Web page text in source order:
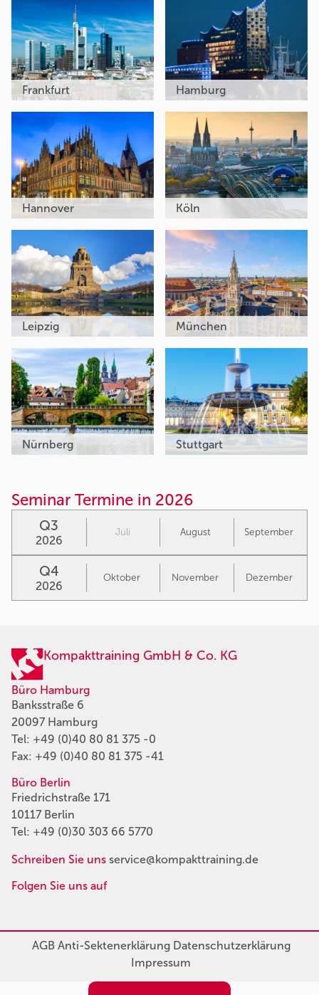
Frankfurt Hamburg
Hannover Köln
Leipzig München
Nürnberg Stuttgart
Seminar Termine in 2026
Q3
2026
Juli August September
Q4
2026
Oktober November Dezember
Kompakttraining GmbH & Co. KG
Büro Hamburg
Banksstraße 6
20097 Hamburg
Tel: +49 (0)40 80 81 375 -0
Fax: +49 (0)40 80 81 375 -41
Büro Berlin
Friedrichstraße 171
10117 Berlin
Tel: +49 (0)30 303 66 5770
Schreiben Sie uns service@kompakttraining.de
Folgen Sie uns auf
AGBAnti-SektenerklärungDatenschutzerklärung
Impressum